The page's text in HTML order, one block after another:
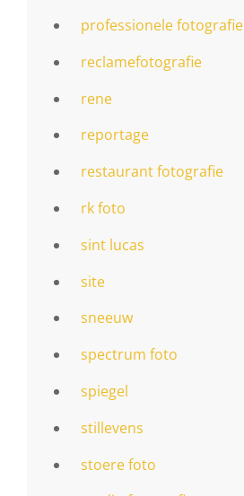
professionele fotografie
reclamefotografie
rene
reportage
restaurant fotografie
rk foto
sint lucas
site
sneeuw
spectrum foto
spiegel
stillevens
stoere foto